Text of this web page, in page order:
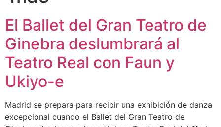
El Ballet del Gran Teatro de
Ginebra deslumbrará al
Teatro Real con Faun y
Ukiyo-e
Madrid se prepara para recibir una exhibición de danza
excepcional cuando el Ballet del Gran Teatro de